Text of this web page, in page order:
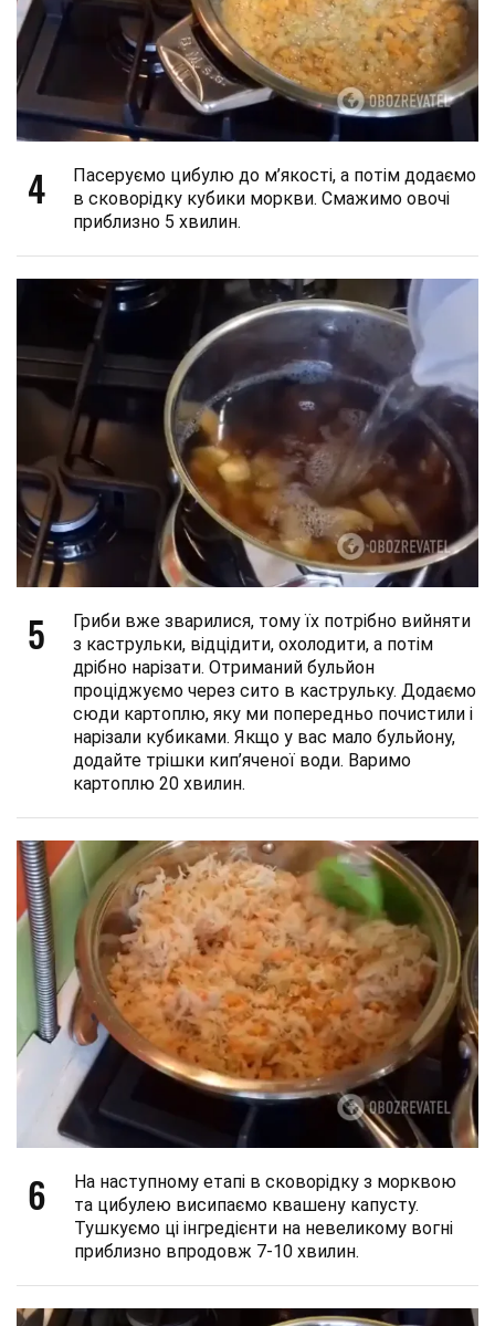
4
Пасеруємо цибулю до м’якості, а потім додаємо
в сковорідку кубики моркви. Смажимо овочі
приблизно 5 хвилин.
5
Гриби вже зварилися, тому їх потрібно вийняти
з каструльки, відцідити, охолодити, а потім
дрібно нарізати. Отриманий бульйон
проціджуємо через сито в каструльку. Додаємо
сюди картоплю, яку ми попередньо почистили і
нарізали кубиками. Якщо у вас мало бульйону,
додайте трішки кип’яченої води. Варимо
картоплю 20 хвилин.
6
На наступному етапі в сковорідку з морквою
та цибулею висипаємо квашену капусту.
Тушкуємо ці інгредієнти на невеликому вогні
приблизно впродовж 7-10 хвилин.